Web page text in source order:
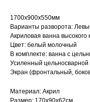
1700x900x550мм
Варианты разворота:
Акриловая ванна высокого
Цвет: белый молочный
В комплекте: ванна с
Усиленный
Экран (фронтальный,
Материал: Акрил
Размер: 170x90x62см